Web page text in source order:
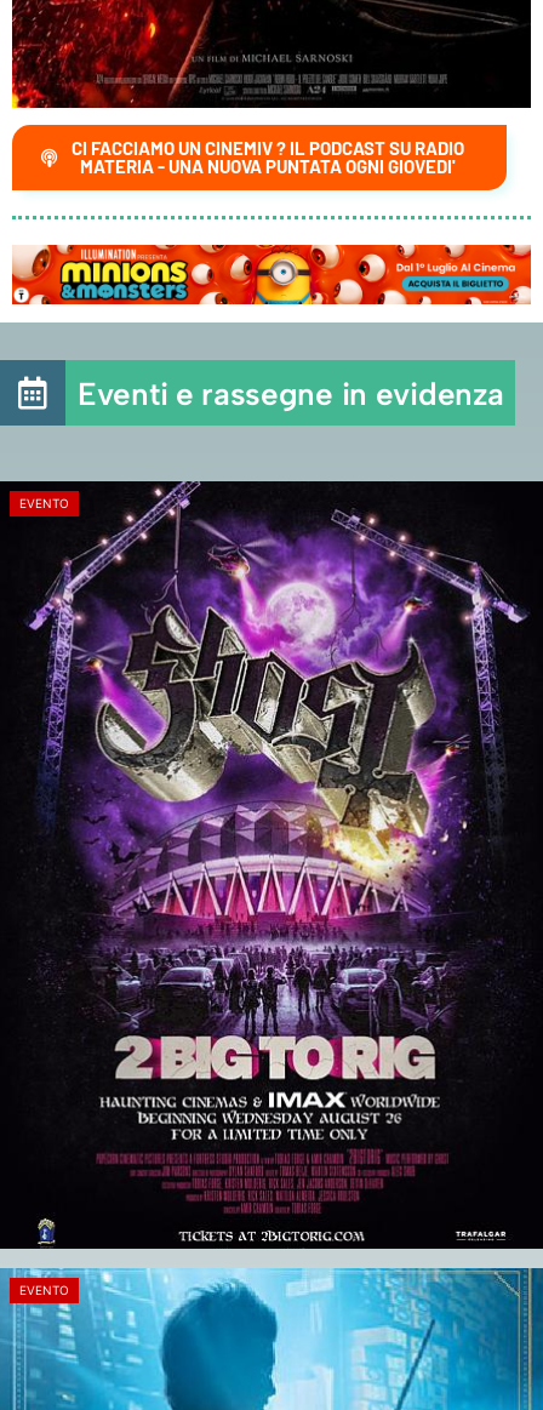
CI FACCIAMO UN CINEMIV ? IL PODCAST SU RADIO
MATERIA - UNA NUOVA PUNTATA OGNI GIOVEDI'
Eventi e rassegne in evidenza
EVENTO
EVENTO